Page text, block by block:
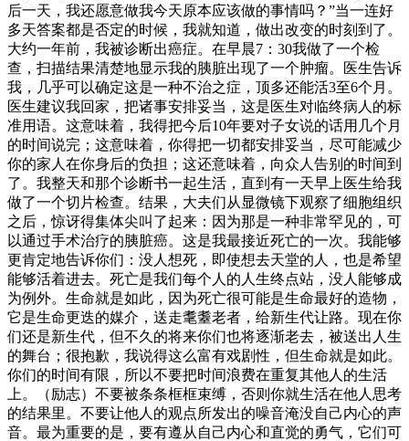
后一天，我还愿意做我今天原本应该做的事情吗？”当一连好
多天答案都是否定的时候，我就知道，做出改变的时刻到了。
大约一年前，我被诊断出癌症。在早晨7：30我做了一个检
查，扫描结果清楚地显示我的胰脏出现了一个肿瘤。医生告诉
我，几乎可以确定这是一种不治之症，顶多还能活3至6个月。
医生建议我回家，把诸事安排妥当，这是医生对临终病人的标
准用语。这意味着，我得把今后10年要对子女说的话用几个月
的时间说完；这意味着，你得把一切都安排妥当，尽可能减少
你的家人在你身后的负担；这还意味着，向众人告别的时间到
了。我整天和那个诊断书一起生活，直到有一天早上医生给我
做了一个切片检查。结果，大夫们从显微镜下观察了细胞组织
之后，惊讶得集体尖叫了起来：因为那是一种非常罕见的，可
以通过手术治疗的胰脏癌。这是我最接近死亡的一次。我能够
更肯定地告诉你们：没人想死，即使想去天堂的人，也是希望
能够活着进去。死亡是我们每个人的人生终点站，没人能够成
为例外。生命就是如此，因为死亡很可能是生命最好的造物，
它是生命更迭的媒介，送走耄耋老者，给新生代让路。现在你
们还是新生代，但不久的将来你们也将逐渐老去，被送出人生
的舞台；很抱歉，我说得这么富有戏剧性，但生命就是如此。
你们的时间有限，所以不要把时间浪费在重复其他人的生活
上。（励志）不要被条条框框束缚，否则你就生活在他人思考
的结果里。不要让他人的观点所发出的噪音淹没自己内心的声
音。最为重要的是，要有遵从自己内心和直觉的勇气，它们可